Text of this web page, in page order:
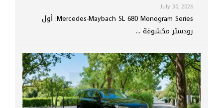
July 30, 2026
Mercedes-Maybach SL 680 Monogram Series: أول
رودستر مكشوفة ...